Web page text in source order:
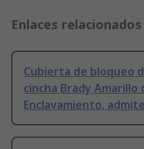
Enlaces relacionados
Cubierta de bloqueo
cincha Brady
Enclavamiento,